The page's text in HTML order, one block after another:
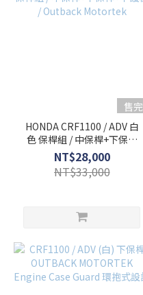
售完
HONDA CRF1100 / ADV 白
色 保桿組 / 中保桿+下保桿
+下護板 / Outback
Motortek
NT$28,000
NT$33,000